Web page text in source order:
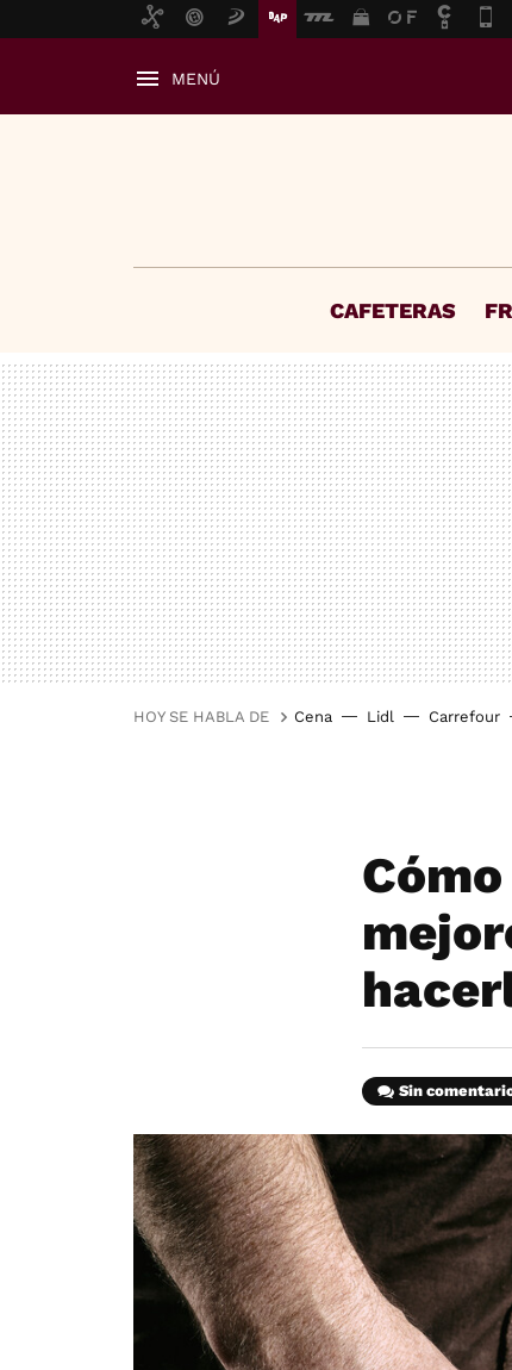
MENÚ
CAFETERAS
HOY SE HABLA DE Cena Lidl Carrefour
Sin